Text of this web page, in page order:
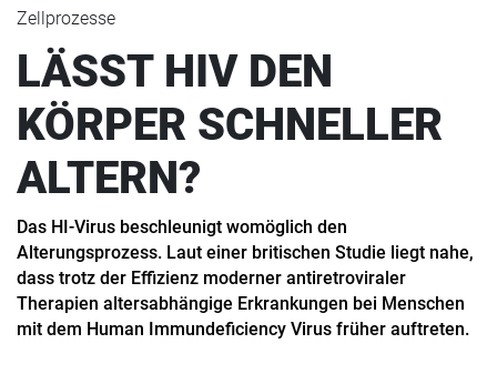
Zellprozesse
LÄSST HIV DEN
KÖRPER SCHNELLER
ALTERN?
Das HI-Virus beschleunigt womöglich den
Alterungsprozess. Laut einer britischen Studie liegt nahe,
dass trotz der Effizienz moderner antiretroviraler
Therapien altersabhängige Erkrankungen bei Menschen
mit dem Human Immundeficiency Virus früher auftreten.